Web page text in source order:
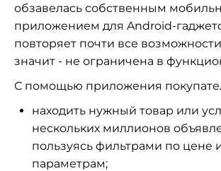
обзавелась собственным
приложением для Android-
повторяет почти все
значит - не ограничена в
С помощью приложения
находить нужный товар или
нескольких миллионов
пользуясь фильтрами по цене
параметрам;